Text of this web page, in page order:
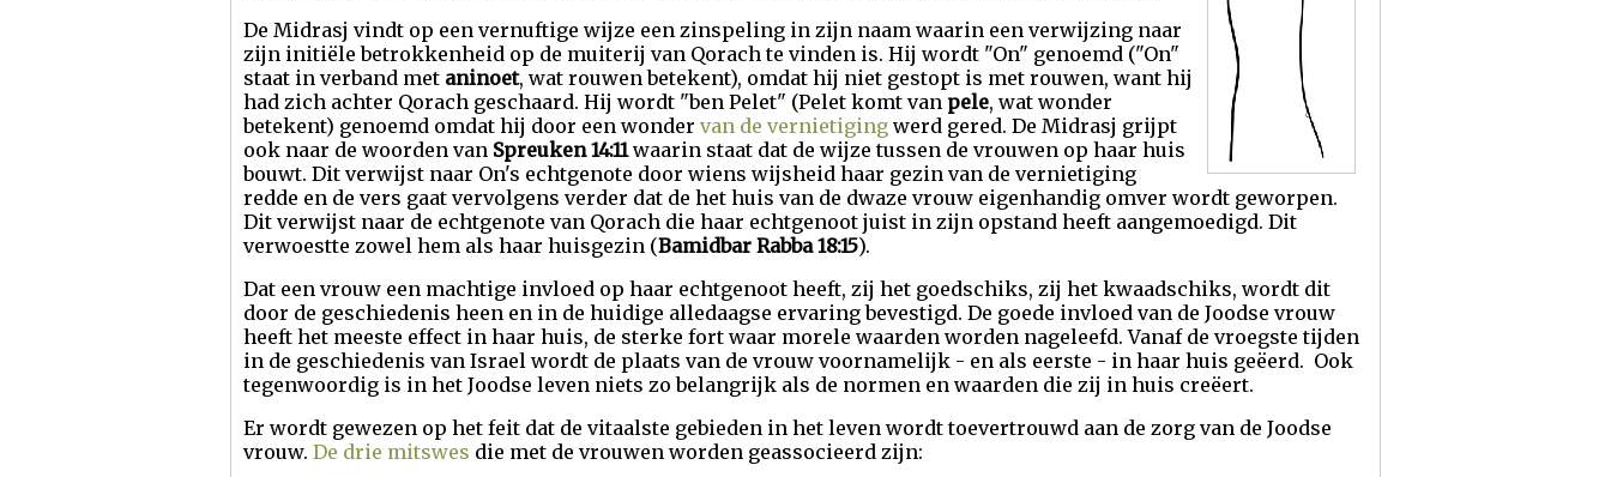
De Midrasj vindt op een vernuftige wijze een zinspeling in zijn naam waarin een verwijzing naar
zijn initiële betrokkenheid op de muiterij van Qorach te vinden is. Hij wordt "On" genoemd ("On"
staat in verband met aninoet, wat rouwen betekent), omdat hij niet gestopt is met rouwen, want hij
had zich achter Qorach geschaard. Hij wordt "ben Pelet" (Pelet komt van pele, wat wonder
betekent) genoemd omdat hij door een wonder van de vernietiging werd gered. De Midrasj grijpt
ook naar de woorden van Spreuken 14:11waarin staat dat de wijze tussen de vrouwen op haar huis
bouwt. Dit verwijst naar On's echtgenote door wiens wijsheid haar gezin van de vernietiging
redde en de vers gaat vervolgens verder dat de het huis van de dwaze vrouw eigenhandig omver wordt geworpen.
Dit verwijst naar de echtgenote van Qorach die haar echtgenoot juist in zijn opstand heeft aangemoedigd. Dit
verwoestte zowel hem als haar huisgezin (Bamidbar Rabba 18:15).
Dat een vrouw een machtige invloed op haar echtgenoot heeft, zij het goedschiks, zij het kwaadschiks, wordt dit
door de geschiedenis heen en in de huidige alledaagse ervaring bevestigd. De goede invloed van de Joodse vrouw
heeft het meeste effect in haar huis, de sterke fort waar morele waarden worden nageleefd. Vanaf de vroegste tijden
in de geschiedenis van Israel wordt de plaats van de vrouw voornamelijk - en als eerste - in haar huis geëerd. Ook
tegenwoordig is in het Joodse leven niets zo belangrijk als de normen en waarden die zij in huis creëert.
Er wordt gewezen op het feit dat de vitaalste gebieden in het leven wordt toevertrouwd aan de zorg van de Joodse
vrouw. De drie mitswes die met de vrouwen worden geassocieerd zijn: